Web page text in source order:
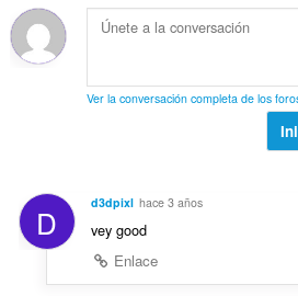
Ver la conversación completa de los
D d3dpixl hace 3 años
vey good
Enlace